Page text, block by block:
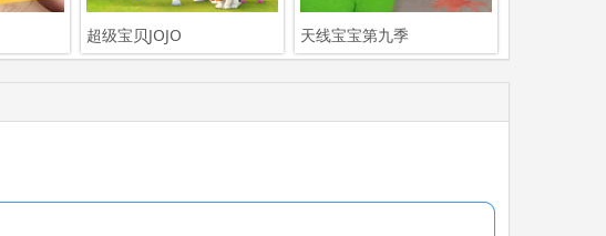
超级宝贝JOJO 天线宝宝第九季